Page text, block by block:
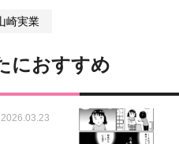
崎実業
におすすめ
2026.03.23